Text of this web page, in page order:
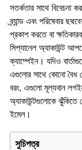
সতর্কতার সাথে বিবেচনা
ব্র্যান্ড এবং পরিষেবার
প্রকাশ করতে বা
সিপ্যানেল অ্যাকাউন্ট
ক্যাম্পেইন। যদিও
এগুলোর সাথে কোনো বৈধ
বরং, এগুলো মূল্যবান
অ্যাকাউন্টগুলোকে ঝুঁকিতে
ইমেল।
সুচিপত্র